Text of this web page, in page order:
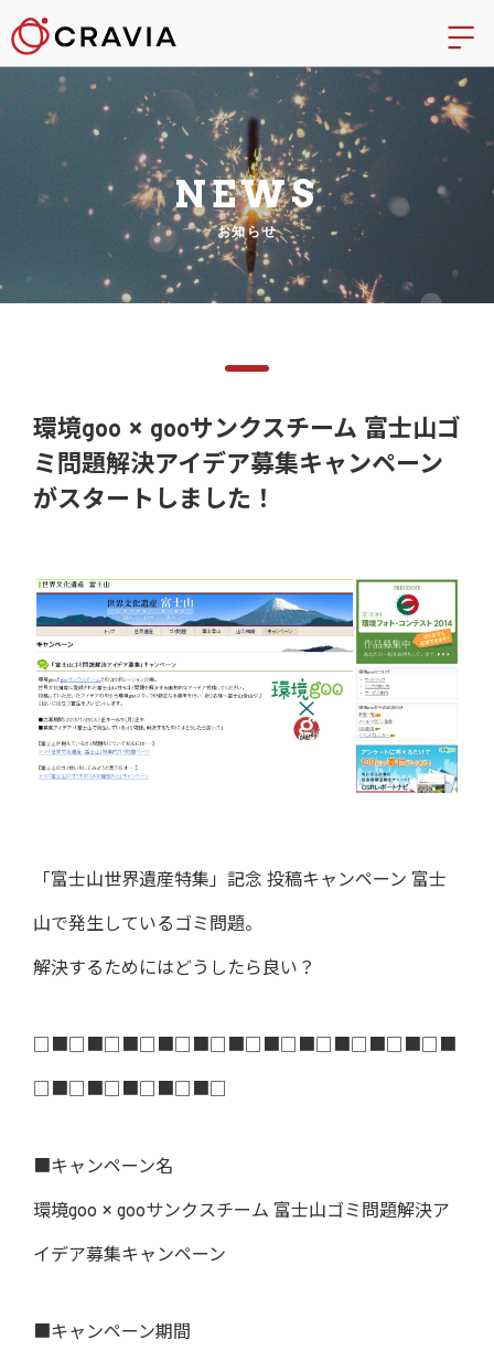
NEWS
お知らせ
環境goo × gooサンクスチーム 富士山ゴ
ミ問題解決アイデア募集キャンペーン
がスタートしました！
「富士山世界遺産特集」記念 投稿キャンペーン 富士
山で発生しているゴミ問題。
解決するためにはどうしたら良い？
□■□■□■□■□■□■□■□■□■□■□■□■
□■□■□■□■□■□
■キャンペーン名
環境goo × gooサンクスチーム 富士山ゴミ問題解決ア
イデア募集キャンペーン
■キャンペーン期間